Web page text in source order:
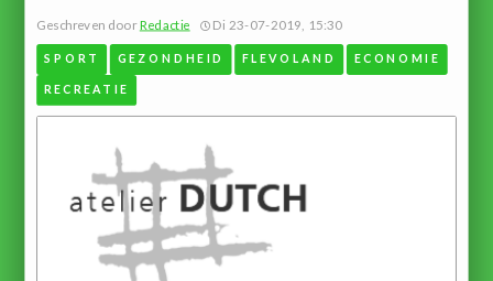
Geschreven doorRedactie Di 23-07-2019, 15:30
SPORT GEZONDHEID FLEVOLAND ECONOMIE
RECREATIE